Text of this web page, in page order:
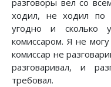
разговоры вел со
ходил, не ходил по
угодно и сколько
комиссаром. Я не
комиссар не
разговаривал, и
требовал.